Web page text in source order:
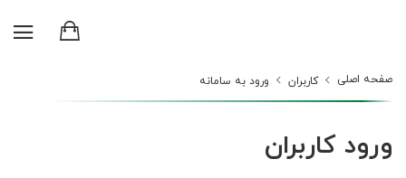
صفحه اصلی کاربران ورود به سامانه
ورود کاربران